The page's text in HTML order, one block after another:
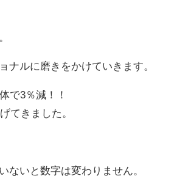
ナルに磨きをかけていきます。
で3％減！！
てきました。
ないと数字は変わりません。